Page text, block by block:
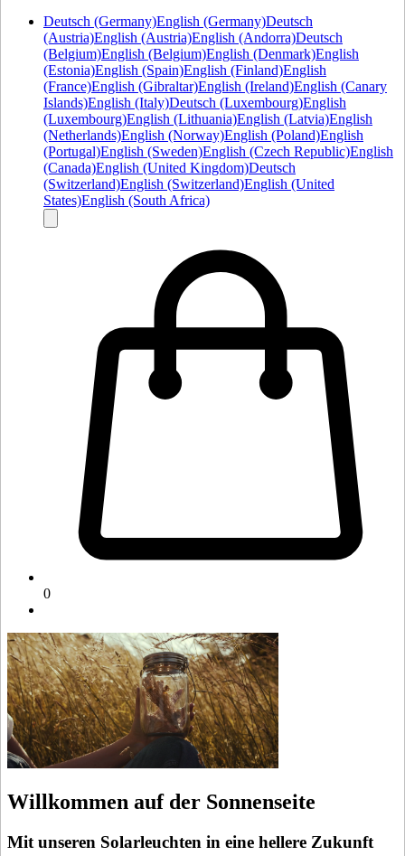
Deutsch (Germany)English (Germany)Deutsch
(Austria)English (Austria)English (Andorra)Deutsch
(Belgium)English (Belgium)English (Denmark)English
(Estonia)English (Spain)English (Finland)English
(France)English (Gibraltar)English (Ireland)English (Canary
Islands)English (Italy)Deutsch (Luxembourg)English
(Luxembourg)English (Lithuania)English (Latvia)English
(Netherlands)English (Norway)English (Poland)English
(Portugal)English (Sweden)English (Czech Republic)English
(Canada)English (United Kingdom)Deutsch
(Switzerland)English (Switzerland)English (United
States)English (South Africa)
0
Willkommen auf der Sonnenseite
Mit unseren Solarleuchten in eine hellere Zukunft